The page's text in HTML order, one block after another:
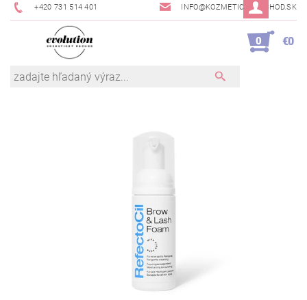
+420 731 514 401 INFO@KOZMETICKYOBCHOD.SK
0 €0